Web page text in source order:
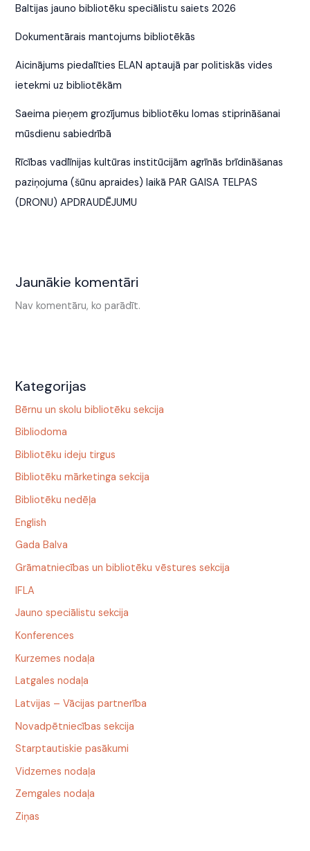
Baltijas jauno bibliotēku speciālistu saiets 2026
Dokumentārais mantojums bibliotēkās
Aicinājums piedalīties ELAN aptaujā par politiskās vides
ietekmi uz bibliotēkām
Saeima pieņem grozījumus bibliotēku lomas stiprināšanai
mūsdienu sabiedrībā
Rīcības vadlīnijas kultūras institūcijām agrīnās brīdināšanas
paziņojuma (šūnu apraides) laikā PAR GAISA TELPAS
(DRONU) APDRAUDĒJUMU
Jaunākie komentāri
Nav komentāru, ko parādīt.
Kategorijas
Bērnu un skolu bibliotēku sekcija
Bibliodoma
Bibliotēku ideju tirgus
Bibliotēku mārketinga sekcija
Bibliotēku nedēļa
English
Gada Balva
Grāmatniecības un bibliotēku vēstures sekcija
IFLA
Jauno speciālistu sekcija
Konferences
Kurzemes nodaļa
Latgales nodaļa
Latvijas – Vācijas partnerība
Novadpētniecības sekcija
Starptautiskie pasākumi
Vidzemes nodaļa
Zemgales nodaļa
Ziņas